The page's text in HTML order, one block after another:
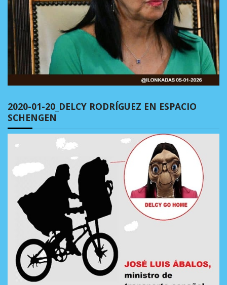
2020-01-20_DELCY RODRÍGUEZ EN ESPACIO
SCHENGEN